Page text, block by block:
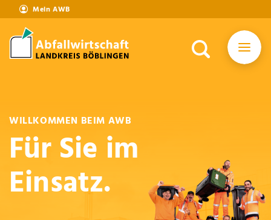
Mein AWB
WILLKOMMEN BEIM AWB
Für Sie im
Einsatz.